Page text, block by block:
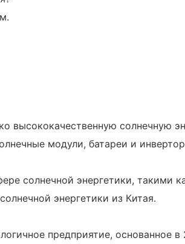
высококачественную солнечную
модули, батареи и
солнечной энергетики, такими
энергетики из Китая.
предприятие, основанное